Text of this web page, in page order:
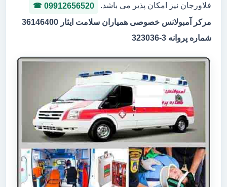
فلاورجان نیز امکان پذیر می باشد.
09912656520
مرکر آمبولانس خصوصی همیاران سلامت ایثار 36146400
شماره پروانه 3-323036